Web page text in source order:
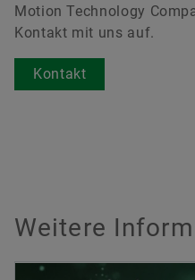
Motion Technology
Kontakt mit uns auf.
Kontakt
Weitere